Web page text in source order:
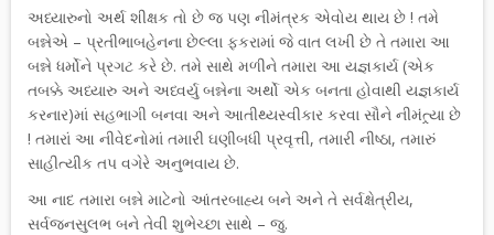
અધ્યારુનો અર્થ શીક્ષક તો છે જ પણ નીમંત્રક એવોય થાય છે ! તમે
બન્નેએ – પ્રતીભાબહેનના છેલ્લા ફકરામાં જે વાત લખી છે તે તમારા આ
બન્ને ધર્મોને પ્રગટ કરે છે. તમે સાથે મળીને તમારા આ યજ્ઞકાર્ય (એક
તબક્કે અધ્યારુ અને અધ્વર્યુ બન્નેના અર્થો એક બનતા હોવાથી યજ્ઞકાર્ય
કરનાર)માં સહભાગી બનવા અને આતીથ્યસ્વીકાર કરવા સૌને નીમંત્ર્યા છે
! તમારાં આ નીવેદનોમાં તમારી ઘણીબધી પ્રવૃત્તી, તમારી નીષ્ઠા, તમારું
સાહીત્યીક તપ વગેરે અનુભવાય છે.
આ નાદ તમારા બન્ને માટેનો આંતરબાહ્ય બને અને તે સર્વક્ષેત્રીય,
સર્વજનસુલભ બને તેવી શુભેચ્છા સાથે – જુ.